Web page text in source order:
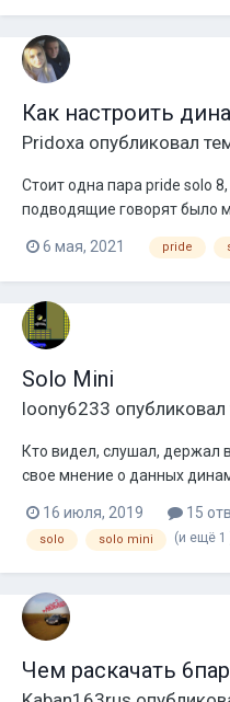
Как настроить
Pridoxa опубликовал
Стоит одна пара pride solo
подводящие говорят было
герц 4 порядком с мафона
эквалайзер был весь по
была -6 , тонкомпенсация
Усилитель кватро xl
6 мая, 2021 pride
Solo Mini
loony6233
Кто видел, слушал, держал
свое мнение о данных
размеры,графики ачх, а так
использованию.
16 июля, 2019 15
solo solo mini (и ещё 1
Чем раскачать